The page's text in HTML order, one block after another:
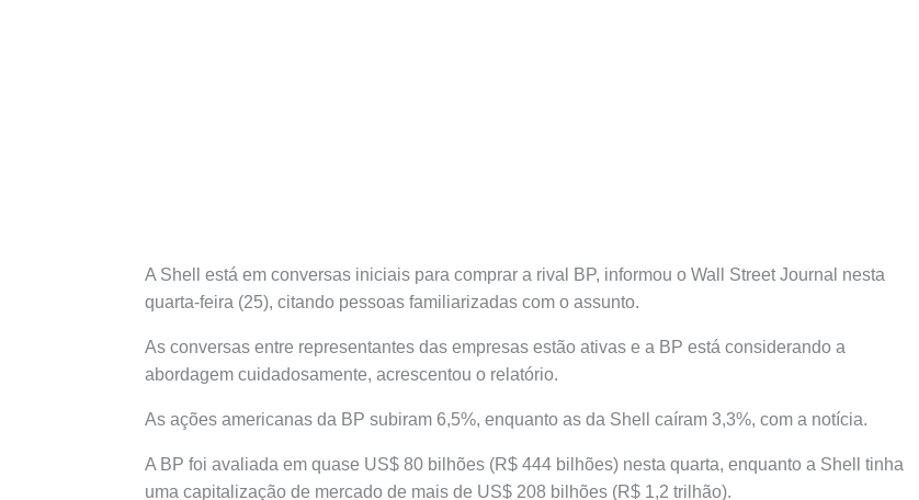
A Shell está em conversas iniciais para comprar a rival BP, informou o Wall Street Journal nesta
quarta-feira (25), citando pessoas familiarizadas com o assunto.
As conversas entre representantes das empresas estão ativas e a BP está considerando a
abordagem cuidadosamente, acrescentou o relatório.
As ações americanas da BP subiram 6,5%, enquanto as da Shell caíram 3,3%, com a notícia.
A BP foi avaliada em quase US$ 80 bilhões (R$ 444 bilhões) nesta quarta, enquanto a Shell tinha
uma capitalização de mercado de mais de US$ 208 bilhões (R$ 1,2 trilhão).